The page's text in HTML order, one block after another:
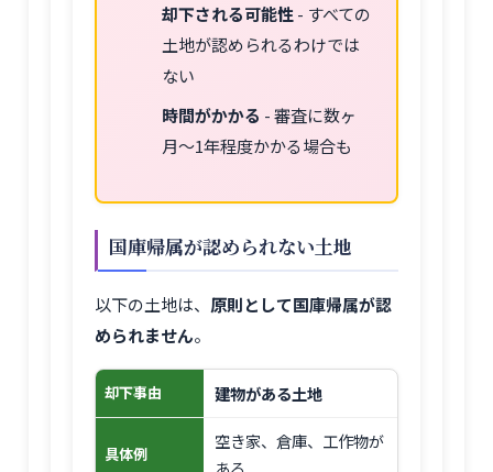
却下される可能性 - すべての
土地が認められるわけでは
ない
時間がかかる - 審査に数ヶ
月〜1年程度かかる場合も
国庫帰属が認められない土地
以下の土地は、 原則として国庫帰属が認
められません。
却下事由 建物がある土地
具体例
空き家、倉庫、工作物が